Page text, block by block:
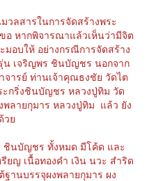
ารในการจัดสร้างพระ
อ หากพิจารณาแล้วเห็นว่ามีจิต
มอบให้ อย่างกรณีการจัดสร้าง
น เจริญพร ชินบัญชร นอกจาก
จารย์ ท่านเจ้าคุณธงชัย วัดไต
ะกริ่งชินบัญชร หลวงปู่ทิม วัด
พลายกุมาร หลวงปู่ทิม แล้ว ยัง
วย
ญชร ทั้งหมด มีโค้ด และ
ยญ เนื้อทองคำ เงิน นวะ สำริด
านบรรจุผงพลายกุมาร ผง